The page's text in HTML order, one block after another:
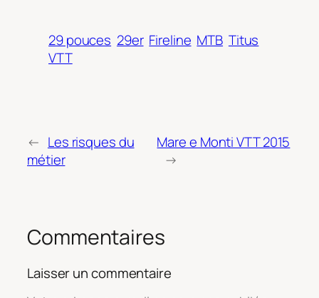
29 pouces 29er Fireline MTB Titus
VTT
← Les risques du
métier
Mare e Monti VTT 2015
→
Commentaires
Laisser un commentaire